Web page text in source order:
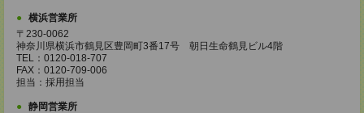
横浜営業所
〒230-0062
神奈川県横浜市鶴見区豊岡町3番17号 朝日生命鶴見ビル4階
TEL：0120-018-707
FAX：0120-709-006
担当：採用担当
静岡営業所